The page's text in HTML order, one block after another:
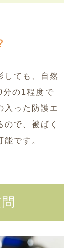
しても、自然
の1程度で
入った防護エ
で、被ばく
です。